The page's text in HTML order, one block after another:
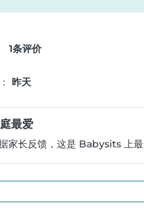
1条评价
昨天
最爱
家长反馈，这是 Babysits 上最